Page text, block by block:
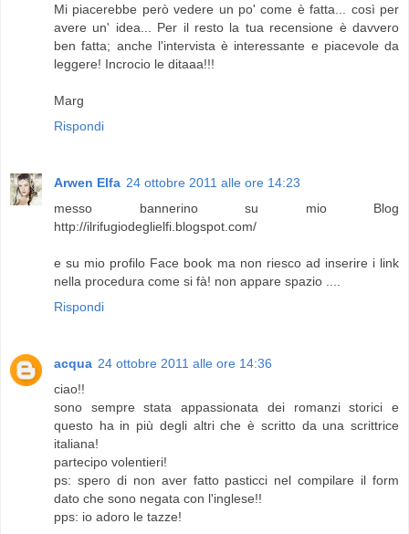
Mi piacerebbe però vedere un po' come è fatta... così per
avere un' idea... Per il resto la tua recensione è davvero
ben fatta; anche l'intervista è interessante e piacevole da
leggere! Incrocio le ditaaa!!!
Marg
Rispondi
Arwen Elfa 24 ottobre 2011 alle ore 14:23
messo bannerino su mio Blog
http://ilrifugiodeglielfi.blogspot.com/
e su mio profilo Face book ma non riesco ad inserire i link
nella procedura come si fà! non appare spazio ....
Rispondi
acqua 24 ottobre 2011 alle ore 14:36
ciao!!
sono sempre stata appassionata dei romanzi storici e
questo ha in più degli altri che è scritto da una scrittrice
italiana!
partecipo volentieri!
ps: spero di non aver fatto pasticci nel compilare il form
dato che sono negata con l'inglese!!
pps: io adoro le tazze!